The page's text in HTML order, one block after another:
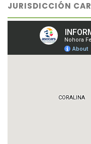
JURISDICCIÓN CAR